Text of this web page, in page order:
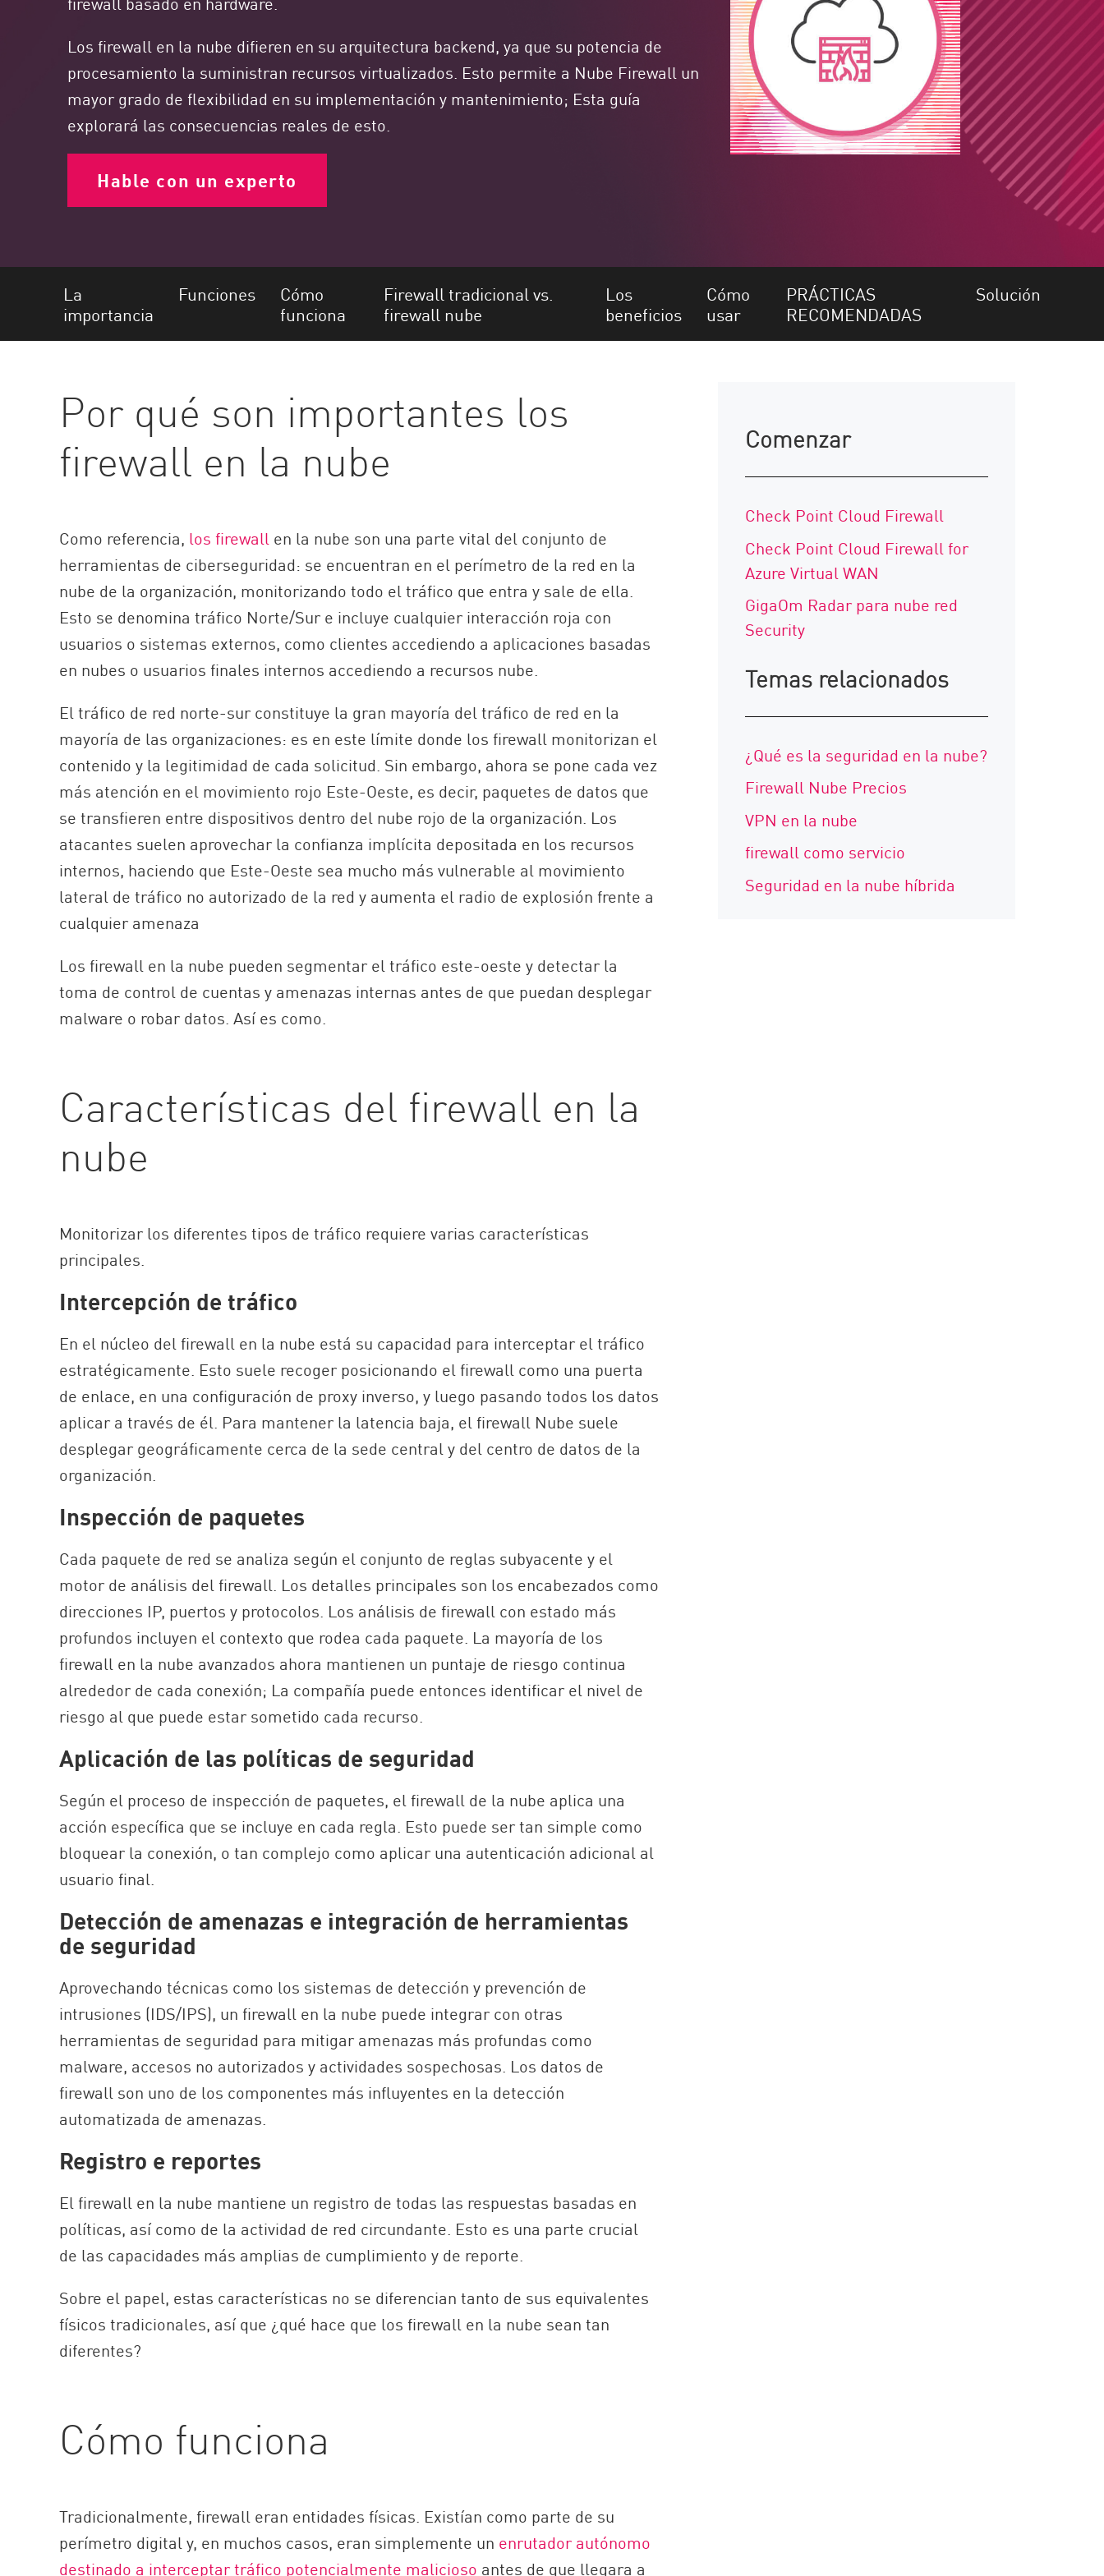
Endpoint
Navegar
SaaS
EXPOSURE MANAGEMENT
Inteligencia sobre amenazas
Cyber Asset Attack Surface Management
Workforce AI Security
Los firewall en la nube difieren en su arquitectura backend, ya que su potencia de
procesamiento la suministran recursos virtualizados. Esto permite a Nube Firewall un
mayor grado de flexibilidad en su implementación y mantenimiento; Esta guía
explorará las consecuencias reales de esto.
Hable con un experto
La
importancia
Funciones
Cómo
funciona
Firewall tradicional vs.
firewall nube
Los
beneficios
Cómo
usar
PRÁCTICAS
RECOMENDADAS
Solución
Por qué son importantes los
firewall en la nube
Como referencia, los firewall en la nube son una parte vital del conjunto de
herramientas de ciberseguridad: se encuentran en el perímetro de la red en la
nube de la organización, monitorizando todo el tráfico que entra y sale de ella.
Esto se denomina tráfico Norte/Sur e incluye cualquier interacción roja con
usuarios o sistemas externos, como clientes accediendo a aplicaciones basadas
en nubes o usuarios finales internos accediendo a recursos nube.
El tráfico de red norte-sur constituye la gran mayoría del tráfico de red en la
mayoría de las organizaciones: es en este límite donde los firewall monitorizan el
contenido y la legitimidad de cada solicitud. Sin embargo, ahora se pone cada vez
más atención en el movimiento rojo Este-Oeste, es decir, paquetes de datos que
se transfieren entre dispositivos dentro del nube rojo de la organización. Los
atacantes suelen aprovechar la confianza implícita depositada en los recursos
internos, haciendo que Este-Oeste sea mucho más vulnerable al movimiento
lateral de tráfico no autorizado de la red y aumenta el radio de explosión frente a
cualquier amenaza
Los firewall en la nube pueden segmentar el tráfico este-oeste y detectar la
toma de control de cuentas y amenazas internas antes de que puedan desplegar
malware o robar datos. Así es como.
Características del firewall en la
nube
Monitorizar los diferentes tipos de tráfico requiere varias características
principales.
Intercepción de tráfico
En el núcleo del firewall en la nube está su capacidad para interceptar el tráfico
estratégicamente. Esto suele recoger posicionando el firewall como una puerta
de enlace, en una configuración de proxy inverso, y luego pasando todos los datos
aplicar a través de él. Para mantener la latencia baja, el firewall Nube suele
desplegar geográficamente cerca de la sede central y del centro de datos de la
organización.
Inspección de paquetes
Cada paquete de red se analiza según el conjunto de reglas subyacente y el
motor de análisis del firewall. Los detalles principales son los encabezados como
direcciones IP, puertos y protocolos. Los análisis de firewall con estado más
profundos incluyen el contexto que rodea cada paquete. La mayoría de los
firewall en la nube avanzados ahora mantienen un puntaje de riesgo continua
alrededor de cada conexión; La compañía puede entonces identificar el nivel de
riesgo al que puede estar sometido cada recurso.
Aplicación de las políticas de seguridad
Según el proceso de inspección de paquetes, el firewall de la nube aplica una
acción específica que se incluye en cada regla. Esto puede ser tan simple como
bloquear la conexión, o tan complejo como aplicar una autenticación adicional al
usuario final.
Detección de amenazas e integración de herramientas
de seguridad
Aprovechando técnicas como los sistemas de detección y prevención de
intrusiones (IDS/IPS), un firewall en la nube puede integrar con otras
herramientas de seguridad para mitigar amenazas más profundas como
malware, accesos no autorizados y actividades sospechosas. Los datos de
firewall son uno de los componentes más influyentes en la detección
automatizada de amenazas.
Registro e reportes
El firewall en la nube mantiene un registro de todas las respuestas basadas en
políticas, así como de la actividad de red circundante. Esto es una parte crucial
de las capacidades más amplias de cumplimiento y de reporte.
Sobre el papel, estas características no se diferencian tanto de sus equivalentes
físicos tradicionales, así que ¿qué hace que los firewall en la nube sean tan
diferentes?
Cómo funciona
Tradicionalmente, firewall eran entidades físicas. Existían como parte de su
perímetro digital y, en muchos casos, eran simplemente un enrutador autónomo
destinado a interceptar tráfico potencialmente malicioso antes de que llegara a
Comenzar
Check Point Cloud Firewall
Check Point Cloud Firewall for
Azure Virtual WAN
GigaOm Radar para nube red
Security
Temas relacionados
¿Qué es la seguridad en la nube?
Firewall Nube Precios
VPN en la nube
firewall como servicio
Seguridad en la nube híbrida